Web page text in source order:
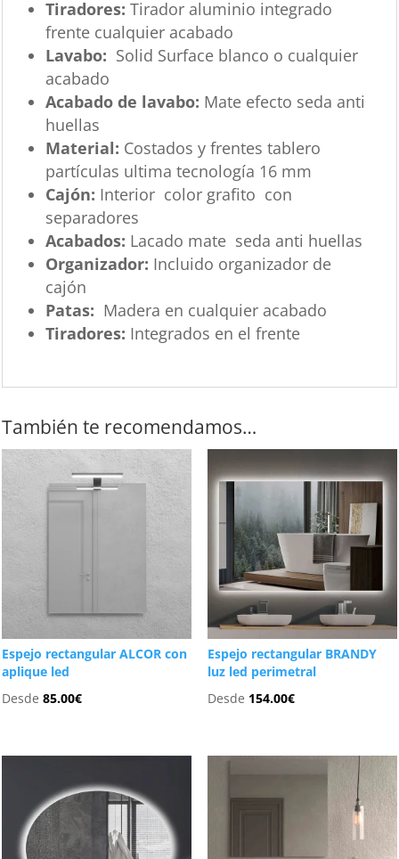
Tiradores: Tirador aluminio integrado
frente cualquier acabado
Lavabo: Solid Surface blanco o cualquier
acabado
Acabado de lavabo: Mate efecto seda anti
huellas
Material: Costados y frentes tablero
partículas ultima tecnología 16 mm
Cajón: Interior color grafito con
separadores
Acabados: Lacado mate seda anti huellas
Organizador: Incluido organizador de
cajón
Patas: Madera en cualquier acabado
Tiradores: Integrados en el frente
También te recomendamos…
Espejo rectangular ALCOR con
aplique led
Desde85.00€
Espejo rectangular BRANDY
luz led perimetral
Desde 154.00€